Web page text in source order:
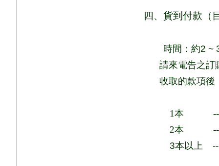
四、貨到付款（
時間： 約2 ~
請來電告之訂
收取的款項後
1本
2本
3本以上